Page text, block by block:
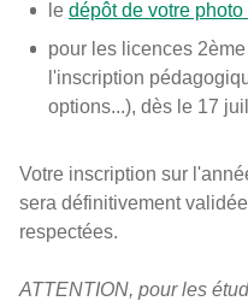
le dépôt de votre
pour les licences
l'inscription
options...), dès le 17
Votre inscription sur
sera définitivement
respectées.
ATTENTION, pour les